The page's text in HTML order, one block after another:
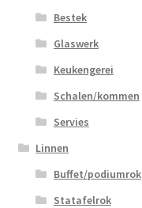
Bestek
Glaswerk
Keukengerei
Schalen/kommen
Servies
Linnen
Buffet/podiumrok
Statafelrok